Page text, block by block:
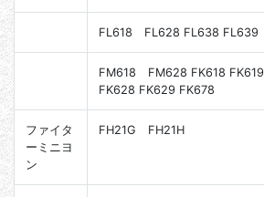
FL618 FL628 FL638 FL639
FM618 FM628 FK618 FK619
FK628 FK629 FK678
ファイタ
ーミニヨ
ン
FH21G FH21H